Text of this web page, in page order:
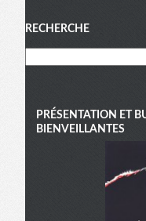
Menu
RECHERCHE
PRÉSENTATION ET
BIENVEILLANTES